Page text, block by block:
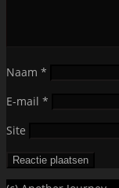
Naam *
E-mail *
Site